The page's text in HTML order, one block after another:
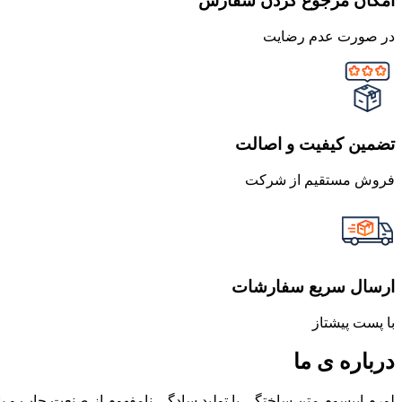
در صورت عدم رضایت
تضمین کیفیت و اصالت
فروش مستقیم از شرکت
ارسال سریع سفارشات
با پست پیشتاز
درباره ی ما